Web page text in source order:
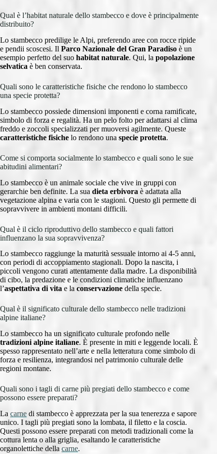
Qual è l’habitat naturale dello stambecco e dove è principalmente
distribuito?
Lo stambecco predilige le Alpi, preferendo aree con rocce ripide
e pendii scoscesi. Il Parco Nazionale del Gran Paradiso è un
esempio perfetto del suo habitat naturale. Qui, la popolazione
selvatica è ben conservata.
Quali sono le caratteristiche fisiche che rendono lo stambecco
una specie protetta?
Lo stambecco possiede dimensioni imponenti e corna ramificate,
simbolo di forza e regalità. Ha un pelo folto per adattarsi al clima
freddo e zoccoli specializzati per muoversi agilmente. Queste
caratteristiche fisiche lo rendono una specie protetta.
Come si comporta socialmente lo stambecco e quali sono le sue
abitudini alimentari?
Lo stambecco è un animale sociale che vive in gruppi con
gerarchie ben definite. La sua dieta erbivora è adattata alla
vegetazione alpina e varia con le stagioni. Questo gli permette di
sopravvivere in ambienti montani difficili.
Qual è il ciclo riproduttivo dello stambecco e quali fattori
influenzano la sua sopravvivenza?
Lo stambecco raggiunge la maturità sessuale intorno ai 4-5 anni,
con periodi di accoppiamento stagionali. Dopo la nascita, i
piccoli vengono curati attentamente dalla madre. La disponibilità
di cibo, la predazione e le condizioni climatiche influenzano
l’aspettativa di vita e la conservazione della specie.
Qual è il significato culturale dello stambecco nelle tradizioni
alpine italiane?
Lo stambecco ha un significato culturale profondo nelle
tradizioni alpine italiane. È presente in miti e leggende locali. È
spesso rappresentato nell’arte e nella letteratura come simbolo di
forza e resilienza, integrandosi nel patrimonio culturale delle
regioni montane.
Quali sono i tagli di carne più pregiati dello stambecco e come
possono essere preparati?
La carne di stambecco è apprezzata per la sua tenerezza e sapore
unico. I tagli più pregiati sono la lombata, il filetto e la coscia.
Questi possono essere preparati con metodi tradizionali come la
cottura lenta o alla griglia, esaltando le caratteristiche
organolettiche della carne.